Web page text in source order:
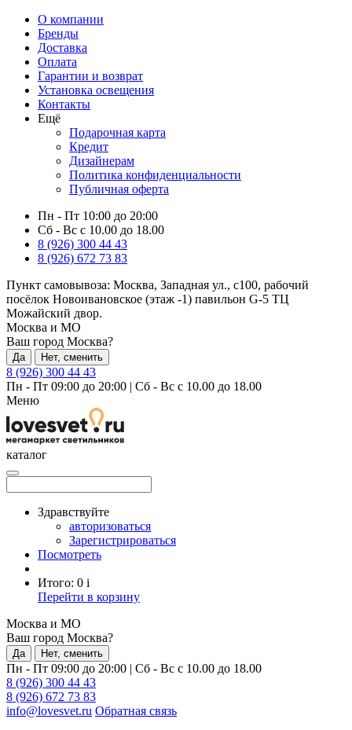
О компании
Бренды
Доставка
Оплата
Гарантии и возврат
Установка освещения
Контакты
Ещё
Подарочная карта
Кредит
Дизайнерам
Политика конфиденциальности
Публичная оферта
Пн - Пт 10:00 до 20:00
Сб - Вс с 10.00 до 18.00
8 (926) 300 44 43
8 (926) 672 73 83
Пункт самовывоза: Москва, Западная ул., с100, рабочий
посёлок Новоивановское (этаж -1) павильон G-5 ТЦ
Можайский двор.
Москва и МО
Ваш город Москва?
Да Нет, сменить
8 (926) 300 44 43
Пн - Пт 09:00 до 20:00 | Сб - Вс с 10.00 до 18.00
Меню
каталог
Здравствуйте
авторизоваться
Зарегистрироваться
Посмотреть
Итого: 0 i
Перейти в корзину
Москва и МО
Ваш город Москва?
Да Нет, сменить
Пн - Пт 09:00 до 20:00 | Сб - Вс с 10.00 до 18.00
8 (926) 300 44 43
8 (926) 672 73 83
info@lovesvet.ru Обратная связь